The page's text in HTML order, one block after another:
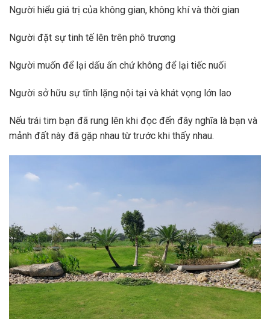
Người hiểu giá trị của không gian, không khí và thời gian
Người đặt sự tinh tế lên trên phô trương
Người muốn để lại dấu ấn chứ không để lại tiếc nuối
Người sở hữu sự tĩnh lặng nội tại và khát vọng lớn lao
Nếu trái tim bạn đã rung lên khi đọc đến đây nghĩa là bạn và
mảnh đất này đã gặp nhau từ trước khi thấy nhau.